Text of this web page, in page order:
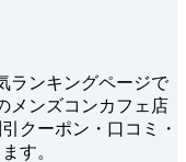
ランキングページで
メンズコンカフェ 店
クーポン・口コミ・
す。